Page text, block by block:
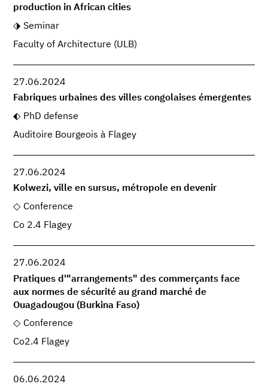
production in African cities
Seminar
Faculty of Architecture (ULB)
27.06.2024
Fabriques urbaines des villes congolaises émergentes
PhD defense
Auditoire Bourgeois à Flagey
27.06.2024
Kolwezi, ville en sursus, métropole en devenir
Conference
Co 2.4 Flagey
27.06.2024
Pratiques d'"arrangements" des commerçants face
aux normes de sécurité au grand marché de
Ouagadougou (Burkina Faso)
Conference
Co2.4 Flagey
06.06.2024